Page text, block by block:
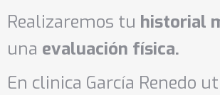
Realizaremos tu historial
una evaluación física.
En clinica García Renedo